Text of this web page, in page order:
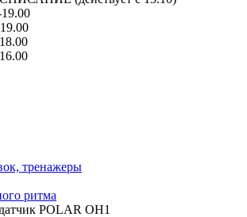
тренажеры
ритма
POLAR OH1